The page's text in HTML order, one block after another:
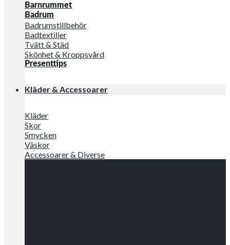
Barnrummet
Badrum
Badrumstillbehör
Badtextilier
Tvätt & Städ
Skönhet & Kroppsvård
Presenttips
Kläder & Accessoarer
Kläder
Skor
Smycken
Väskor
Accessoarer & Diverse